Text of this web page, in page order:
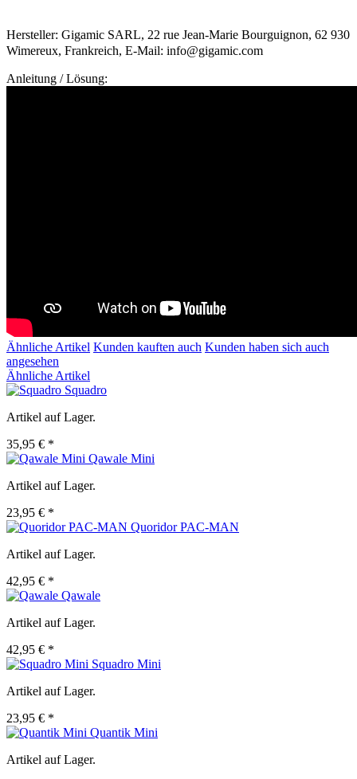
Hersteller: Gigamic SARL, 22 rue Jean-Marie Bourguignon, 62 930
Wimereux, Frankreich, E-Mail: info@gigamic.com
Anleitung / Lösung:
Ähnliche Artikel Kunden kauften auch Kunden haben sich auch
angesehen
Ähnliche Artikel
Squadro
Artikel auf Lager.
35,95 € *
Qawale Mini
Artikel auf Lager.
23,95 € *
Quoridor PAC-MAN
Artikel auf Lager.
42,95 € *
Qawale
Artikel auf Lager.
42,95 € *
Squadro Mini
Artikel auf Lager.
23,95 € *
Quantik Mini
Artikel auf Lager.